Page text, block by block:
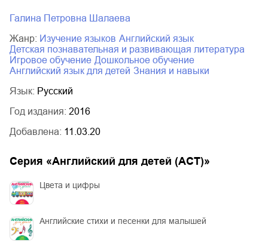
Галина Петровна Шалаева
Жанр:
изучение языков
английский язык
детская познавательная и развивающая литература
игровое обучение
дошкольное обучение
английский язык для детей
знания и навыки
Язык: Русский
Год издания: 2016
Добавлена: 11.03.20
Серия «Английский для детей (АСТ)»
Цвета и цифры
Английские стихи и песенки для малышей